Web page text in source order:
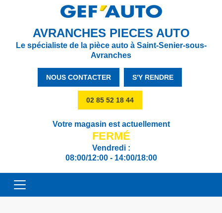
AVRANCHES PIECES AUTO
Le spécialiste de la pièce auto à Saint-Senier-sous-
Avranches
NOUS CONTACTER S'Y RENDRE
02 85 52 18 44
Votre magasin est actuellement
FERMÉ
Vendredi :
08:00/12:00 - 14:00/18:00